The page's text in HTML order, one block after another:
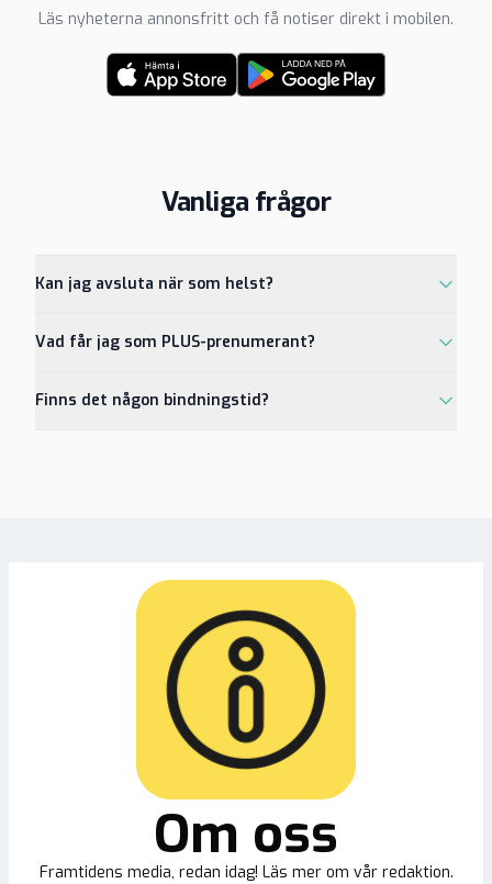
Läs nyheterna annonsfritt och få notiser direkt i mobilen.
Vanliga frågor
Kan jag avsluta när som helst?
Vad får jag som PLUS-prenumerant?
Finns det någon bindningstid?
Om oss
Framtidens media, redan idag! Läs mer om vår redaktion.